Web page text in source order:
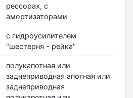
рессорах, с
амортизаторами
с гидроусилителем
"шестерня - рейка"
полукапотная или
заднеприводная апотная или
заднеприводная